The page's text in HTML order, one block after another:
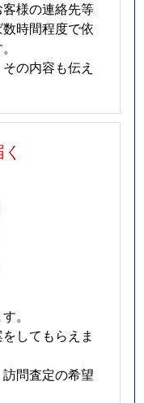
様の連絡先等
時間程度で依
の内容も伝え
。
してもらえま
問査定の希望